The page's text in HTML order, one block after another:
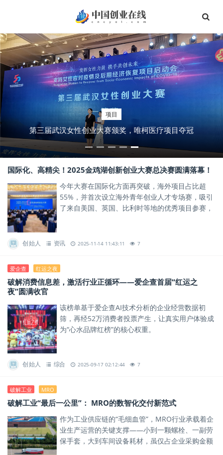
项目
第三届武汉女性创业大赛颁奖，唯柯医疗项目夺冠
国际化、高精尖！2025金鸡湖创新创业大赛总决赛圆满落幕！
今年大赛在国际化方面再突破，海外项目占比超
55%，并首次设立海外青年创业人才专场赛，吸引
了来自美国、英国、比利时等地的优秀项目参赛，
创始人 资讯 2025-11-14 11:43:11 7
爱企查 红运之夜
破解消费信息差，激活行业正循环——爱企查首届“红运之
夜”圆满收官
该榜单基于爱企查AI技术分析的企业经营数据初
筛，再经52万消费者投票产生，让真实用户体验成
为“心水品牌红榜”的核心权重。
创始人 综合 2025-09-17 02:12:44 7
破解工业 MRO
破解工业“最后一公里”： MRO的数智化交付新范式
作为工业供应链的“毛细血管”，MRO行业承载着企
业生产运营的关键支撑——小到一颗螺栓、一副劳
保手套，大到车间设备耗材，虽仅占企业采购金额